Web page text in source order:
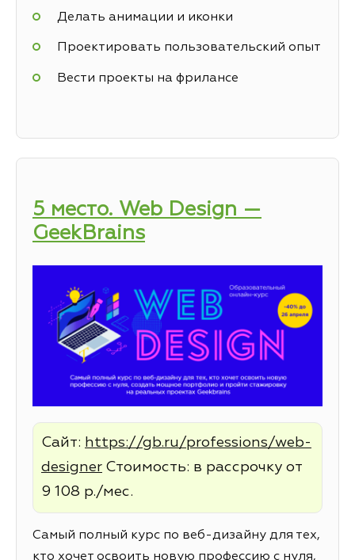
Делать анимации и иконки
Проектировать пользовательский опыт
Вести проекты на фрилансе
5 место. Web Design —
GeekBrains
Сайт: https://gb.ru/professions/web-
designer Стоимость: в рассрочку от
9 108 р./мес.
Самый полный курс по веб-дизайну для тех,
кто хочет освоить новую профессию с нуля,